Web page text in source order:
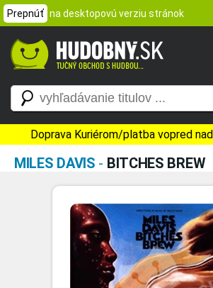
Prepnúť na desktopovú verziu stránok
Doprava Kuriérom/platba vopred
MILES DAVIS - BITCHES BREW